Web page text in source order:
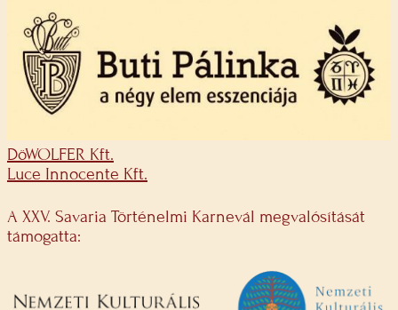
DöWOLFER Kft.
Luce Innocente Kft.
A XXV. Savaria Történelmi Karnevál megvalósítását
támogatta: